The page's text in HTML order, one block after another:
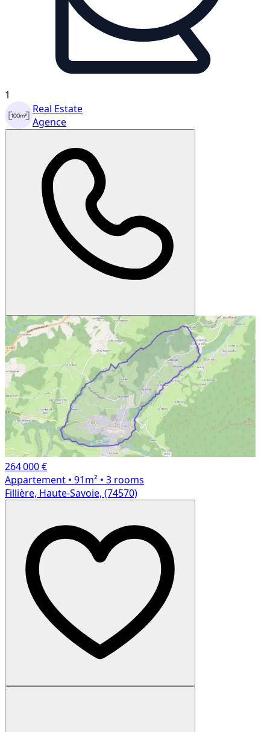
1
Real Estate
Agence
264 000 €
Appartement • 91m² • 3 rooms
Fillière, Haute-Savoie, (74570)